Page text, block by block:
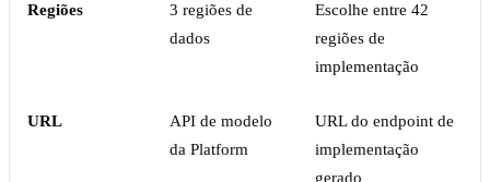
Regiões
3 regiões de
dados
Escolhe entre 42
regiões de
implementação
URL
API de modelo
da Platform
URL do endpoint de
implementação
gerado